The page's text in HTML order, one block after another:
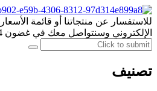
للاستفسار عن منتجاتنا أو قائمة
الإلكتروني وسنتواصل معك في غضون 24 ساعة.
تصنيف